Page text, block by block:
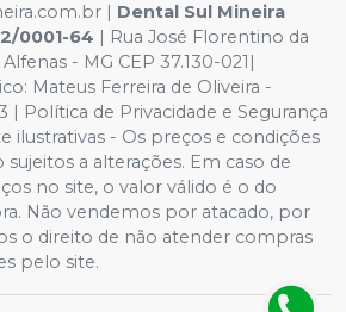
| Dental Sul Mineira
0001-64 | Rua José Florentino da
- MG CEP 37.130-021|
Mateus Ferreira de Oliveira -
| Política de Privacidade e Segurança
ilustrativas - Os preços e condições
sujeitos a alterações. Em caso de
no site, o valor válido é o do
Não vendemos por atacado, por
o direito de não atender compras
pelo site.